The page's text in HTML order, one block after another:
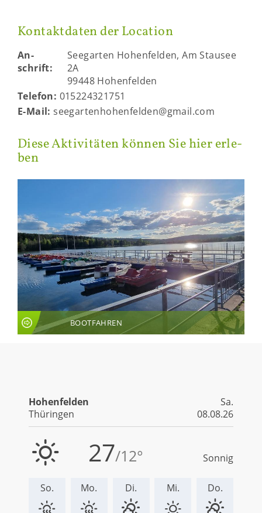
Kon­takt­da­ten der Lo­ca­ti­on
An­
schrift:
See­gar­ten Ho­hen­fel­den, Am Stau­see
2A
99448 Ho­hen­fel­den
Te­le­fon: 015224321751
E-​Mail: see­gar­ten­ho­hen­fel­den@gmail.com
Diese Ak­ti­vi­tä­ten kön­nen Sie hier er­le­
ben
BOOTFAHREN